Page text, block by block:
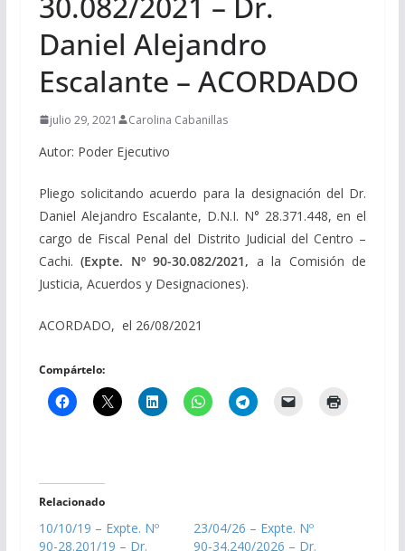
Daniel Alejandro
Escalante – ACORDADO
julio 29, 2021 Carolina Cabanillas
Autor: Poder Ejecutivo
Pliego solicitando acuerdo para la designación del Dr.
Daniel Alejandro Escalante, D.N.I. N° 28.371.448, en el
cargo de Fiscal Penal del Distrito Judicial del Centro –
Cachi.(Expte. Nº 90-30.082/2021, a la Comisión de
Justicia, Acuerdos y Designaciones).
ACORDADO, el 26/08/2021
Compártelo:
Relacionado
10/10/19 – Expte. Nº
90-28.201/19 – Dr.
23/04/26 – Expte. Nº
90-34.240/2026 – Dr.